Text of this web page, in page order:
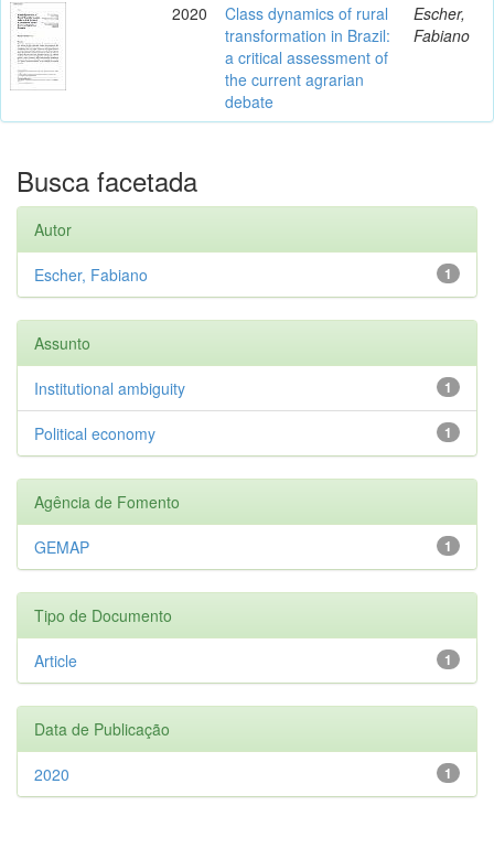
2020
Class dynamics of rural
transformation in Brazil:
a critical assessment of
the current agrarian
debate
Escher,
Fabiano
Busca facetada
Autor
1
Escher, Fabiano
Assunto
1
Institutional ambiguity
1
Political economy
Agência de Fomento
1
GEMAP
Tipo de Documento
1
Article
Data de Publicação
1
2020